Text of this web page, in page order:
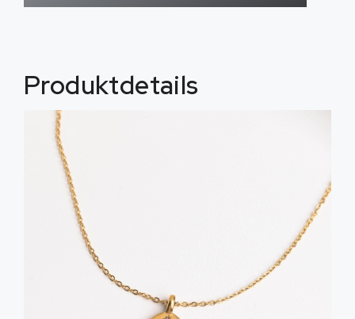
Produktdetails